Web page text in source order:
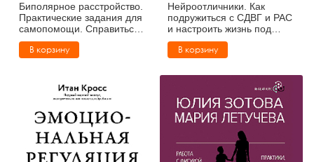
Биполярное расстройство.
Практические задания для
самопомощи. Справиться
с повторяющимися
эпизодами депрессии и
В корзину
Нейроотличники. Как
подружиться с СДВГ и РАС
и настроить жизнь под
себя
В корзину